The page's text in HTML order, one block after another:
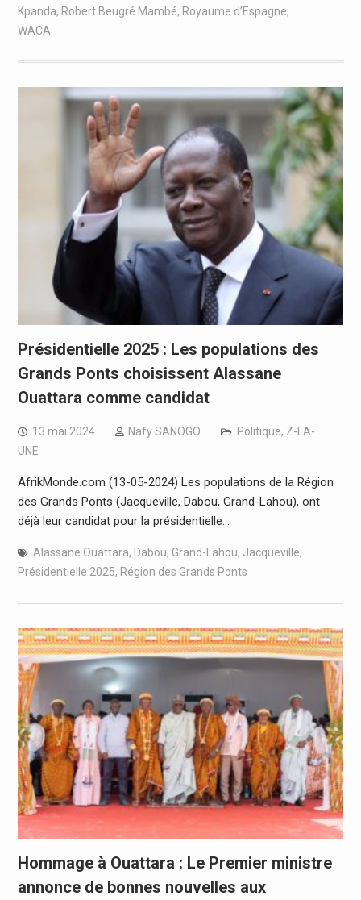
Kpanda, Robert Beugré Mambé, Royaume d’Espagne,
WACA
Présidentielle 2025 : Les populations des
Grands Ponts choisissent Alassane
Ouattara comme candidat
13 mai 2024 Nafy SANOGO Politique, Z-LA-
UNE
AfrikMonde.com (13-05-2024) Les populations de la Région
des Grands Ponts (Jacqueville, Dabou, Grand-Lahou), ont
déjà leur candidat pour la présidentielle…
Alassane Ouattara, Dabou, Grand-Lahou, Jacqueville,
Présidentielle 2025, Région des Grands Ponts
Hommage à Ouattara : Le Premier ministre
annonce de bonnes nouvelles aux